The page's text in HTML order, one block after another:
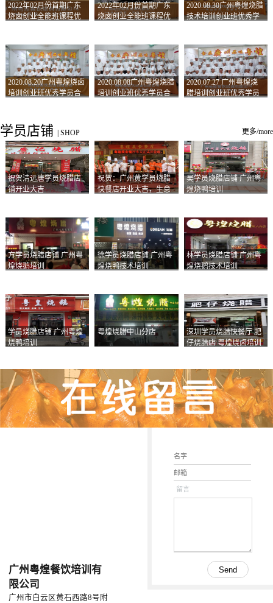
2022年02月份首期广东
烧卤创业全能班课程优
2022年02月份首期广东
烧卤创业全能班课程优
2020.08.30广州粤煌烧腊
技术培训创业班优秀学
2020.08.20广州粤煌烧卤
培训创业班优秀学员合
2020.08.08广州粤煌烧腊
培训创业班优秀学员合
2020.07.27 广州粤煌烧
腊培训创业班优秀学员
学员店铺 SHOP 更多/more
祝贺清远唐学员烧腊店
铺开业大吉
祝贺：广州黄学员烧腊
快餐店开业大吉，生意
吴学员烧腊店铺 广州粤
煌烧鸭培训
方学员烧腊店铺 广州粤
煌烧鹅培训
徐学员烧腊店铺 广州粤
煌烧鸭技术培训
林学员烧腊店铺 广州粤
煌烧鹅技术培训
学员烧腊店铺 广州粤煌
烧鸭培训
粤煌烧腊中山分店
深圳学员烧腊快餐厅 肥
仔烧腊店 粤煌烧卤培训
广州粤煌餐饮培训有
限公司
广州市白云区黄石西路8号附
留言